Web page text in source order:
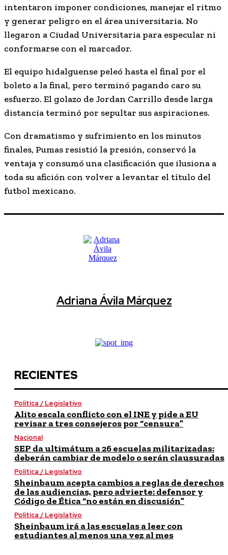
intentaron imponer condiciones, manejar el ritmo
y generar peligro en el área universitaria. No
llegaron a Ciudad Universitaria para especular ni
conformarse con el marcador.
El equipo hidalguense peleó hasta el final por el
boleto a la final, pero terminó pagando caro su
esfuerzo. El golazo de Jordan Carrillo desde larga
distancia terminó por sepultar sus aspiraciones.
Con dramatismo y sufrimiento en los minutos
finales, Pumas resistió la presión, conservó la
ventaja y consumó una clasificación que ilusiona a
toda su afición con volver a levantar el título del
futbol mexicano.
Adriana Ávila Márquez
RECIENTES
Política / Legislativo
Alito escala conflicto con el INE y pide a EU
revisar a tres consejeros por “censura”
Nacional
SEP da ultimátum a 26 escuelas militarizadas:
deberán cambiar de modelo o serán clausuradas
Política / Legislativo
Sheinbaum acepta cambios a reglas de derechos
de las audiencias, pero advierte: defensor y
Código de Ética “no están en discusión”
Política / Legislativo
Sheinbaum irá a las escuelas a leer con
estudiantes al menos una vez al mes